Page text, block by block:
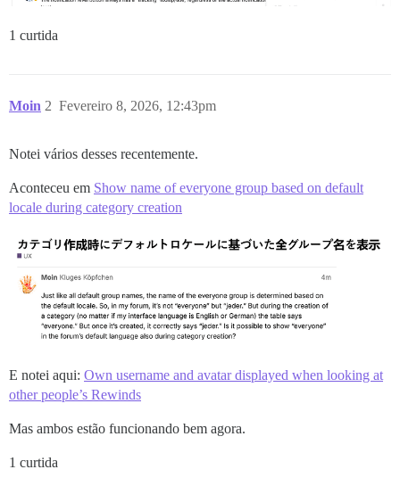
1 curtida
Moin Fevereiro 8, 2026, 12:43pm
2
Notei vários desses recentemente.
Aconteceu em Show name of everyone group based on default
locale during category creation
E notei aqui: Own username and avatar displayed when looking at
other people’s Rewinds
Mas ambos estão funcionando bem agora.
1 curtida